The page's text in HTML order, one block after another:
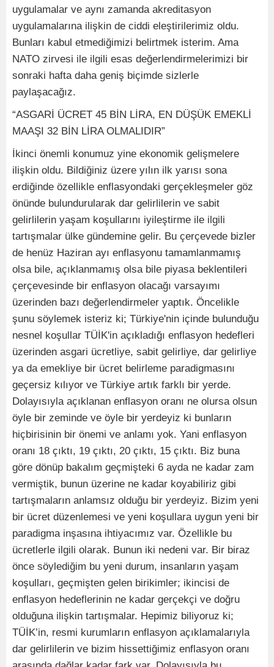
uygulamalar ve aynı zamanda akreditasyon
uygulamalarına ilişkin de ciddi eleştirilerimiz oldu.
Bunları kabul etmediğimizi belirtmek isterim. Ama
NATO zirvesi ile ilgili esas değerlendirmelerimizi bir
sonraki hafta daha geniş biçimde sizlerle
paylaşacağız.
“ASGARİ ÜCRET 45 BİN LİRA, EN DÜŞÜK EMEKLİ
MAAŞI 32 BİN LİRA OLMALIDIR”
İkinci önemli konumuz yine ekonomik gelişmelere
ilişkin oldu. Bildiğiniz üzere yılın ilk yarısı sona
erdiğinde özellikle enflasyondaki gerçekleşmeler göz
önünde bulundurularak dar gelirlilerin ve sabit
gelirlilerin yaşam koşullarını iyileştirme ile ilgili
tartışmalar ülke gündemine gelir. Bu çerçevede bizler
de henüz Haziran ayı enflasyonu tamamlanmamış
olsa bile, açıklanmamış olsa bile piyasa beklentileri
çerçevesinde bir enflasyon olacağı varsayımı
üzerinden bazı değerlendirmeler yaptık. Öncelikle
şunu söylemek isteriz ki; Türkiye'nin içinde bulunduğu
nesnel koşullar TÜİK'in açıkladığı enflasyon hedefleri
üzerinden asgari ücretliye, sabit gelirliye, dar gelirliye
ya da emekliye bir ücret belirleme paradigmasını
geçersiz kılıyor ve Türkiye artık farklı bir yerde.
Dolayısıyla açıklanan enflasyon oranı ne olursa olsun
öyle bir zeminde ve öyle bir yerdeyiz ki bunların
hiçbirisinin bir önemi ve anlamı yok. Yani enflasyon
oranı 18 çıktı, 19 çıktı, 20 çıktı, 15 çıktı. Biz buna
göre dönüp bakalım geçmişteki 6 ayda ne kadar zam
vermiştik, bunun üzerine ne kadar koyabiliriz gibi
tartışmaların anlamsız olduğu bir yerdeyiz. Bizim yeni
bir ücret düzenlemesi ve yeni koşullara uygun yeni bir
paradigma inşasına ihtiyacımız var. Özellikle bu
ücretlerle ilgili olarak. Bunun iki nedeni var. Bir biraz
önce söylediğim bu yeni durum, insanların yaşam
koşulları, geçmişten gelen birikimler; ikincisi de
enflasyon hedeflerinin ne kadar gerçekçi ve doğru
olduğuna ilişkin tartışmalar. Hepimiz biliyoruz ki;
TÜİK’in, resmi kurumların enflasyon açıklamalarıyla
dar gelirlilerin ve bizim hissettiğimiz enflasyon oranı